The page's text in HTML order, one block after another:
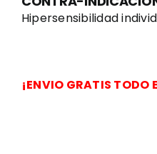
Hipersensibilidad
¡ENVIO GRATIS TODO